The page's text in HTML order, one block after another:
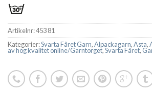
Artikelnr:453 81
Kategorier:Svarta Fåret Garn,Alpackagarn,Asta,
av hög kvalitet online/Garntorget,Svarta Fåret,